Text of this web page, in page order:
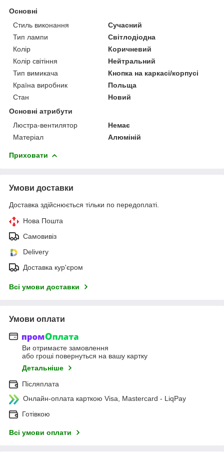
Основні
Стиль виконання
Сучасний
Тип лампи
Світлодіодна
Колір
Коричневий
Колір світіння
Нейтральний
Тип вимикача
Кнопка на каркасі/корпусі
Країна виробник
Польща
Стан
Новий
Основні атрибути
Люстра-вентилятор
Немає
Матеріал
Алюміній
Приховати
Умови доставки
Доставка здійснюється тільки по передоплаті.
Нова Пошта
Самовивіз
Delivery
Доставка кур'єром
Всі умови доставки
Умови оплати
Ви отримаєте замовлення
або гроші повернуться на вашу картку
Детальніше
Післяплата
Онлайн-оплата карткою Visa, Mastercard - LiqPay
Готівкою
Всі умови оплати